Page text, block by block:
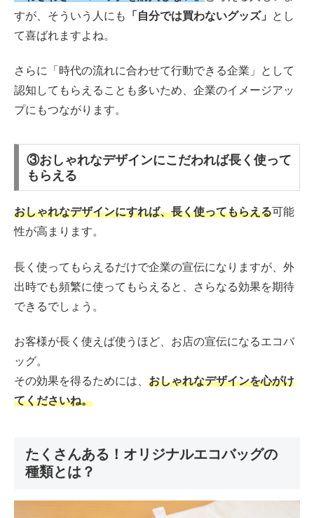
すが、そういう人にも
「自分では買わないグッズ」
とし
て喜ばれますよね。
さらに「時代の流れに合わせて行動できる企業」として
認知してもらえることも多いため、企業のイメージアッ
プにもつながります。
③おしゃれなデザインにこだわれば長く使って
もらえる
おしゃれなデザインにすれば、長く使ってもらえる可能
性が高まります。
長く使ってもらえるだけで企業の宣伝になりますが、外
出時でも頻繁に使ってもらえると、さらなる効果を期待
できるでしょう。
お客様が長く使えば使うほど、お店の宣伝になるエコバ
ッグ。
その効果を得るためには、 おしゃれなデザインを心がけ
てくださいね。
たくさんある！オリジナルエコバッグの
種類とは？